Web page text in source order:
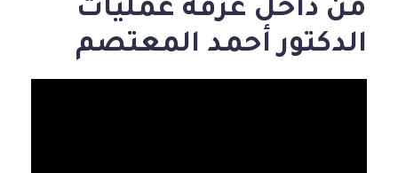
من داخل غرفة عمليات
الدكتور أحمد المعتصم